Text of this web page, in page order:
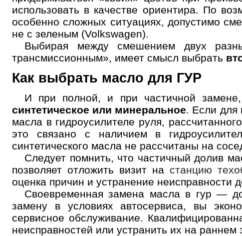
использовать в качестве ориентира. По
особенно сложных ситуациях, допустимо
не с зеленым (Volkswagen).
Выбирая между смешением двух
трансмиссионным», имеет смысл выбрать
Как выбрать масло для ГУР
И при полной, и при частичной замене,
синтетическое или минеральное. Если для
масла в гидроусилителе руля,
это связано с наличием в
синтетического масла не рассчитаны на
Следует помнить, что частичный долив
позволяет отложить визит на станцию
оценка причин и устранение неисправности
Своевременная замена масла в гур —
замену в условиях автосервиса, вы
сервисное обслуживание.
неисправностей или устранить их на